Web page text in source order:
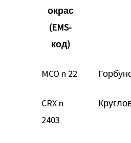
окрас
(EMS-
код)
MCO n 22
CRX n
2403